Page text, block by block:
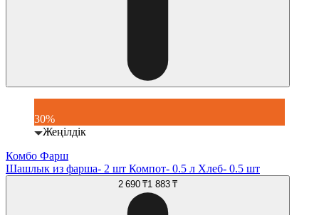
30%
Жеңілдік
Комбо Фарш
Шашлык из фарша- 2 шт Компот- 0.5 л Хлеб- 0.5 шт
2 690 ₸1 883 ₸